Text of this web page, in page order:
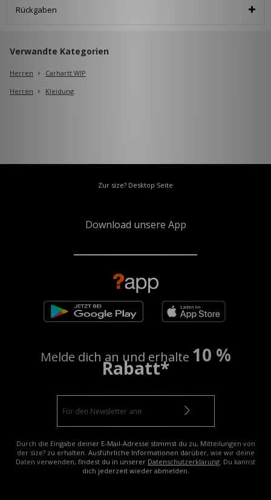
Rückgaben
Verwandte Kategorien
Herren
Carhartt WIP
Herren
Kleidung
Zur size? Desktop Seite
Download unsere App
Melde dich an und erhalte 10 %
Rabatt*
Durch die Eingabe deiner E-Mail-Adresse stimmst du zu, Mitteilungen von
der size? zu erhalten. Ausführliche Informationen darüber, wie wir deine
Daten verwenden, findest du in unserer Datenschutzerklärung. Du kannst
dich jederzeit wieder abmelden.